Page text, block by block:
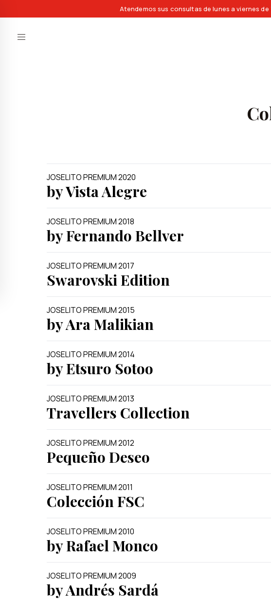
Atendemos sus consultas de lunes a viernes
JOSELITO PREMIUM 2020
by Vista Alegre
JOSELITO PREMIUM 2018
by Fernando Bellver
JOSELITO PREMIUM 2017
Swarovski Edition
JOSELITO PREMIUM 2015
by Ara Malikian
JOSELITO PREMIUM 2014
by Etsuro Sotoo
JOSELITO PREMIUM 2013
Travellers Collection
JOSELITO PREMIUM 2012
Pequeño Deseo
JOSELITO PREMIUM 2011
Colección FSC
JOSELITO PREMIUM 2010
by Rafael Monco
JOSELITO PREMIUM 2009
by Andrés Sardá